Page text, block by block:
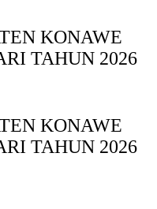
KONAWE
TAHUN 2026
KONAWE
TAHUN 2026